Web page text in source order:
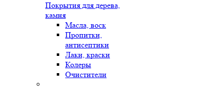
Покрытия для дерева,
камня
Масла, воск
Пропитки,
антисептики
Лаки, краски
Колеры
Очистители